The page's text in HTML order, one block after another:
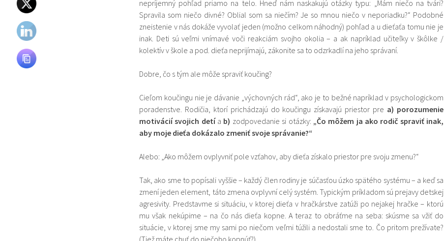
nepríjemný pohľad priamo na telo. Hneď nám naskakujú otázky typu: „Mám niečo na tvári?
Spravila som niečo divné? Oblial som sa niečím? Je so mnou niečo v neporiadku?“ Podobné
zneistenie v nás dokáže vyvolať jeden (možno celkom náhodný) pohľad a u dieťaťa tomu nie je
inak. Deti sú veľmi vnímavé voči reakciám svojho okolia – a ak napríklad učiteľky v škôlke /
kolektív v škole a pod. dieťa neprijímajú, zákonite sa to odzrkadlí na jeho správaní.
Dobre, čo s tým ale môže spraviť koučing?
Cieľom koučingu nie je dávanie „výchovných rád“, ako je to bežné napríklad v psychologickom
poradenstve. Rodičia, ktorí prichádzajú do koučingu získavajú priestor pre a) porozumenie
motivácií svojich detía b) zodpovedanie si otázky: „Čo môžem ja ako rodič spraviť inak,
aby moje dieťa dokázalo zmeniť svoje správanie?“
Alebo: „Ako môžem ovplyvniť pole vzťahov, aby dieťa získalo priestor pre svoju zmenu?“
Tak, ako sme to popísali vyššie – každý člen rodiny je súčasťou úzko spätého systému – a keď sa
zmení jeden element, táto zmena ovplyvní celý systém. Typickým príkladom sú prejavy detskej
agresivity. Predstavme si situáciu, v ktorej dieťa v hračkárstve zatúži po nejakej hračke – ktorú
mu však nekúpime – na čo nás dieťa kopne. A teraz to obráťme na seba: skúsme sa vžiť do
situácie, v ktorej sme my sami po niečom veľmi túžili a nedostali sme to. Čo pritom prežívate?
(Tiež máte chuť do niečoho kopnúť?)